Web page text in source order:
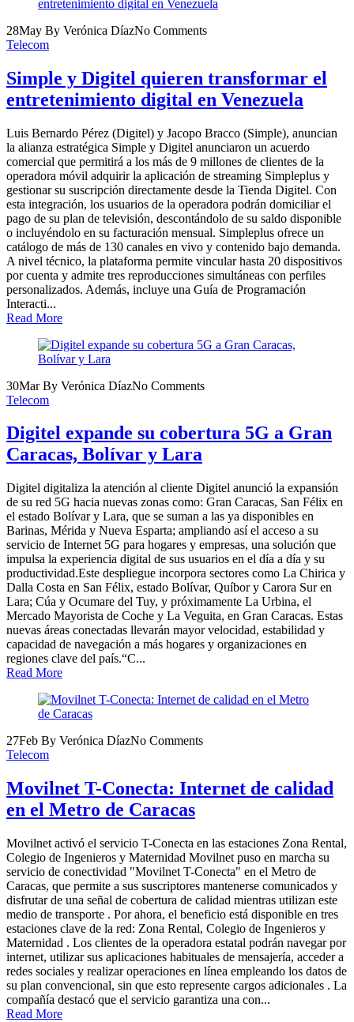
28May By Verónica DíazNo Comments
Telecom
Simple y Digitel quieren transformar el
entretenimiento digital en Venezuela
Luis Bernardo Pérez (Digitel) y Jacopo Bracco (Simple), anuncian
la alianza estratégica Simple y Digitel anunciaron un acuerdo
comercial que permitirá a los más de 9 millones de clientes de la
operadora móvil adquirir la aplicación de streaming Simpleplus y
gestionar su suscripción directamente desde la Tienda Digitel. Con
esta integración, los usuarios de la operadora podrán domiciliar el
pago de su plan de televisión, descontándolo de su saldo disponible
o incluyéndolo en su facturación mensual. Simpleplus ofrece un
catálogo de más de 130 canales en vivo y contenido bajo demanda.
A nivel técnico, la plataforma permite vincular hasta 20 dispositivos
por cuenta y admite tres reproducciones simultáneas con perfiles
personalizados. Además, incluye una Guía de Programación
Interacti...
Read More
30Mar By Verónica DíazNo Comments
Telecom
Digitel expande su cobertura 5G a Gran
Caracas, Bolívar y Lara
Digitel digitaliza la atención al cliente Digitel anunció la expansión
de su red 5G hacia nuevas zonas como: Gran Caracas, San Félix en
el estado Bolívar y Lara, que se suman a las ya disponibles en
Barinas, Mérida y Nueva Esparta; ampliando así el acceso a su
servicio de Internet 5G para hogares y empresas, una solución que
impulsa la experiencia digital de sus usuarios en el día a día y su
productividad.Este despliegue incorpora sectores como La Chirica y
Dalla Costa en San Félix, estado Bolívar, Quíbor y Carora Sur en
Lara; Cúa y Ocumare del Tuy, y próximamente La Urbina, el
Mercado Mayorista de Coche y La Veguita, en Gran Caracas. Estas
nuevas áreas conectadas llevarán mayor velocidad, estabilidad y
capacidad de navegación a más hogares y organizaciones en
regiones clave del país.“C...
Read More
27Feb By Verónica DíazNo Comments
Telecom
Movilnet T-Conecta: Internet de calidad
en el Metro de Caracas
Movilnet activó el servicio T-Conecta en las estaciones Zona Rental,
Colegio de Ingenieros y Maternidad Movilnet puso en marcha su
servicio de conectividad "Movilnet T-Conecta" en el Metro de
Caracas, que permite a sus suscriptores mantenerse comunicados y
disfrutar de una señal de cobertura de calidad mientras utilizan este
medio de transporte . Por ahora, el beneficio está disponible en tres
estaciones clave de la red: Zona Rental, Colegio de Ingenieros y
Maternidad . Los clientes de la operadora estatal podrán navegar por
internet, utilizar sus aplicaciones habituales de mensajería, acceder a
redes sociales y realizar operaciones en línea empleando los datos de
su plan convencional, sin que esto represente cargos adicionales . La
compañía destacó que el servicio garantiza una con...
Read More